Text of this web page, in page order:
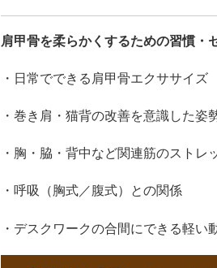
肩甲骨を柔らかくするための習慣・
・日常でできる肩甲骨エクササイズ
・巻き肩・猫背の改善を意識した姿
・胸・脇・背中など関連筋のストレ
・呼吸（胸式／腹式）との関係
・デスクワークの合間にできる軽い